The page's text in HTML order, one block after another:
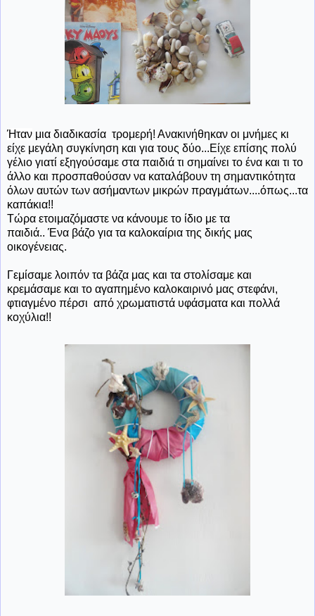
Ήταν μια διαδικασία τρομερή! Ανακινήθηκαν οι μνήμες κι
είχε μεγάλη συγκίνηση και για τους δύο...Είχε επίσης πολύ
γέλιο γιατί εξηγούσαμε στα παιδιά τι σημαίνει το ένα και τι το
άλλο και προσπαθούσαν να καταλάβουν τη σημαντικότητα
όλων αυτών των ασήμαντων μικρών πραγμάτων....όπως...τα
καπάκια!!
Τώρα ετοιμαζόμαστε να κάνουμε το ίδιο με τα
παιδιά.. Ένα βάζο για τα καλοκαίρια της δικής μας
οικογένειας.
Γεμίσαμε λοιπόν τα βάζα μας και τα στολίσαμε και
κρεμάσαμε και το αγαπημένο καλοκαιρινό μας στεφάνι,
φτιαγμένο πέρσι από χρωματιστά υφάσματα και πολλά
κοχύλια!!